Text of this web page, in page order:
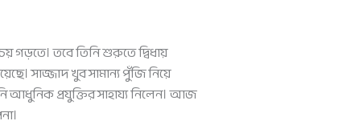
গড়তে। তবে তিনি শুরুতে দ্বিধায়
সাজ্জাদ খুব সামান্য পুঁজি নিয়ে
আধুনিক প্রযুক্তির সাহায্য নিলেন। আজ